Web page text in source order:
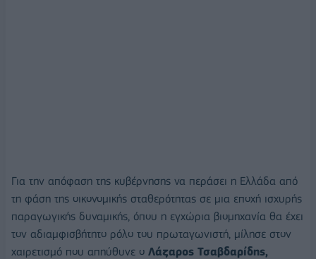
Για την απόφαση της κυβέρνησης να περάσει η Ελλάδα από
τη φάση της οικονομικής σταθερότητας σε μια εποχή ισχυρής
παραγωγικής δυναμικής, όπου η εγχώρια βιομηχανία θα έχει
τον αδιαμφισβήτητο ρόλο του πρωταγωνιστή, μίλησε στον
χαιρετισμό που απηύθυνε ο Λάζαρος Τσαβδαρίδης,